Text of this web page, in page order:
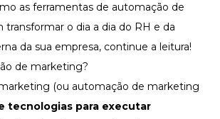
e Templates
e rápido
as ferramentas de automação de
o dia a dia do RH e da
da sua empresa, continue a leitura!
de marketing?
(ou automação de marketing
tecnologias para executar